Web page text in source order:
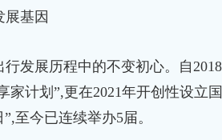
展基因
展历程中的不变初心。自
家计划”,更在2021年开创性设立
至今已连续举办5届。